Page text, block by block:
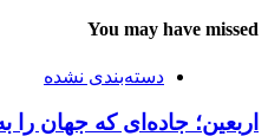
You may have missed
دسته‌بندی نشده
اربعین؛ جاده‌ای که جهان را